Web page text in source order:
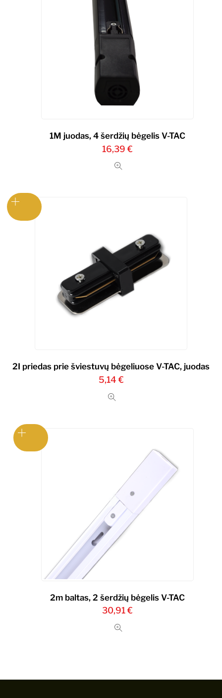
1M juodas, 4 šerdžių bėgelis V-TAC
16,39 €
2I priedas prie šviestuvų bėgeliuose V-TAC, juodas
5,14 €
2m baltas, 2 šerdžių bėgelis V-TAC
30,91€